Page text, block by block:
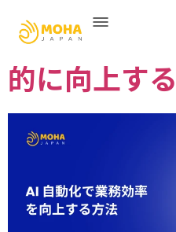
AI 自動化 で
的に向上す